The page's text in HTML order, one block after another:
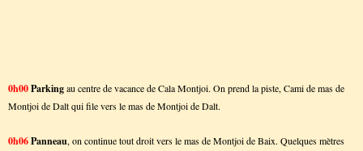
0h00Parkingau centre de vacance de Cala Montjoi. On prend la piste, Cami de mas de
Montjoi de Dalt qui file vers le mas de Montjoi de Dalt.
0h06Panneau, on continue tout droit vers le mas de Montjoi de Baix. Quelques mètres